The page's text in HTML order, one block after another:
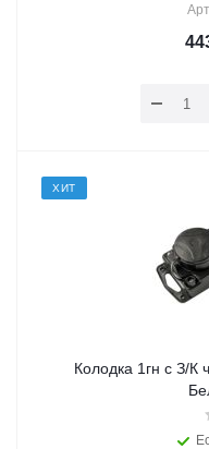
ХИТ
Колодка 1гн с З/К